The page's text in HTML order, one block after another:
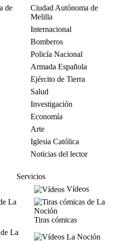
de
Ciudad Autónoma de
Melilla
Internacional
Bomberos
Policía Nacional
Armada Española
Ejército de Tierra
Salud
Investigación
Economía
Arte
Iglesia Católica
Noticias del lector
Servicios
Vídeos
Tiras cómicas